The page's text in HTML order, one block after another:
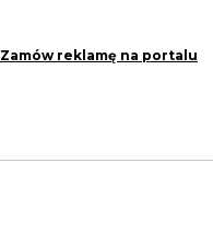
Zamów reklamę na portalu